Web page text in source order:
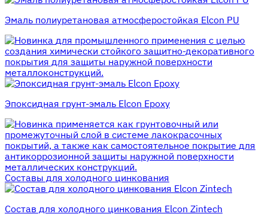
Эмаль полиуретановая атмосферостойкая Elcon PU
для промышленного применения с целью
создания химически стойкого защитно-декоративного
покрытия для защиты наружной поверхности
металлоконструкций.
Эпоксидная грунт-эмаль Elcon Epoxy
применяется как грунтовочный или
промежуточный слой в системе лакокрасочных
покрытий, а также как самостоятельное покрытие для
антикоррозионной защиты наружной поверхности
металлических конструкций.
Составы для холодного цинкования
Состав для холодного цинкования Elcon Zintech